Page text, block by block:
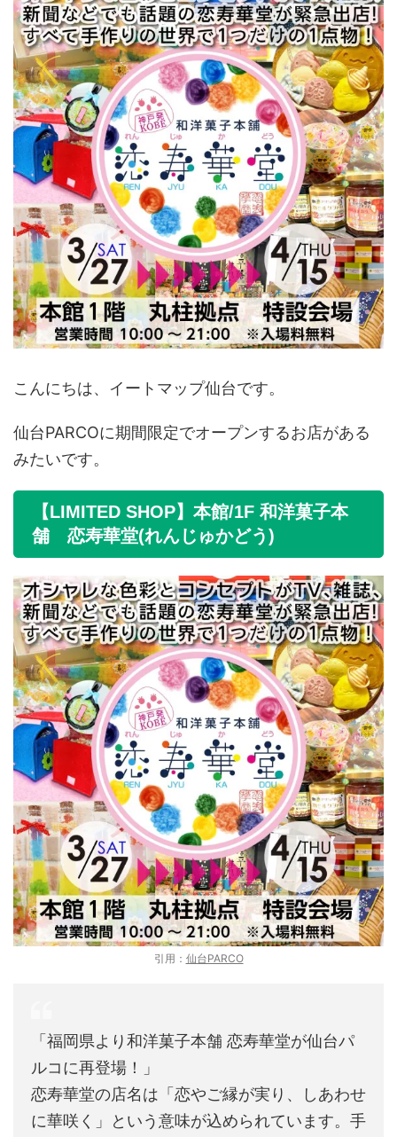
こんにちは、イートマップ仙台です。
仙台PARCOに期間限定でオープンするお店がある
みたいです。
【LIMITED SHOP】本館/1F 和洋菓子本
舗 恋寿華堂(れんじゅかどう)
引用： 仙台PARCO
「福岡県より和洋菓子本舗 恋寿華堂が仙台パ
ルコに再登場！」
恋寿華堂の店名は「恋やご縁が実り、しあわせ
に華咲く」という意味が込められています。手